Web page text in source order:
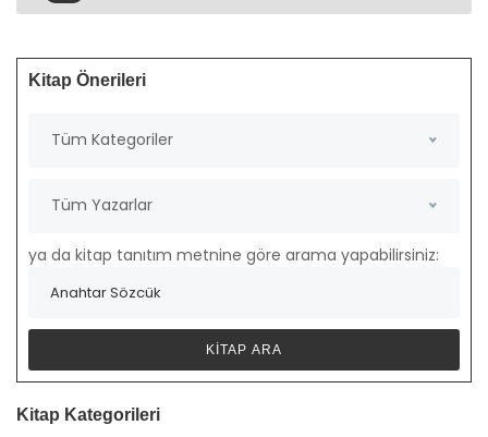
Kitap Önerileri
Tüm Kategoriler
Tüm Yazarlar
ya da kitap tanıtım metnine göre arama yapabilirsiniz:
Kitap Kategorileri